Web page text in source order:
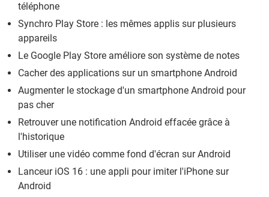
téléphone
Synchro Play Store : les mêmes applis sur plusieurs
appareils
Le Google Play Store améliore son système de notes
Cacher des applications sur un smartphone Android
Augmenter le stockage d'un smartphone Android pour
pas cher
Retrouver une notification Android effacée grâce à
l'historique
Utiliser une vidéo comme fond d'écran sur Android
Lanceur iOS 16 : une appli pour imiter l'iPhone sur
Android